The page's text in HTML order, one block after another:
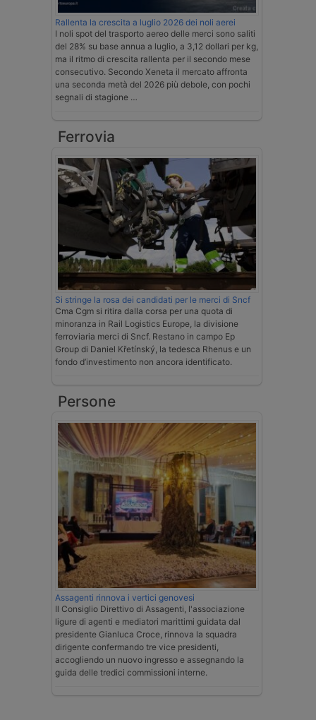
Rallenta la crescita a luglio 2026 dei noli aerei
I noli spot del trasporto aereo delle merci sono saliti
del 28% su base annua a luglio, a 3,12 dollari per kg,
ma il ritmo di crescita rallenta per il secondo mese
consecutivo. Secondo Xeneta il mercato affronta
una seconda metà del 2026 più debole, con pochi
segnali di stagione …
Ferrovia
Si stringe la rosa dei candidati per le merci di Sncf
Cma Cgm si ritira dalla corsa per una quota di
minoranza in Rail Logistics Europe, la divisione
ferroviaria merci di Sncf. Restano in campo Ep
Group di Daniel Křetínský, la tedesca Rhenus e un
fondo d’investimento non ancora identificato.
Persone
Assagenti rinnova i vertici genovesi
Il Consiglio Direttivo di Assagenti, l'associazione
ligure di agenti e mediatori marittimi guidata dal
presidente Gianluca Croce, rinnova la squadra
dirigente confermando tre vice presidenti,
accogliendo un nuovo ingresso e assegnando la
guida delle tredici commissioni interne.